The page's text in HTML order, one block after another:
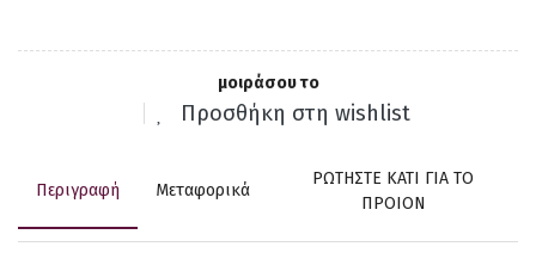
μοιράσου το
Προσθήκη στη wishlist
Περιγραφή Μεταφορικά
ΡΩΤΗΣΤΕ ΚΑΤΙ ΓΙΑ ΤΟ
ΠΡΟΙΟΝ